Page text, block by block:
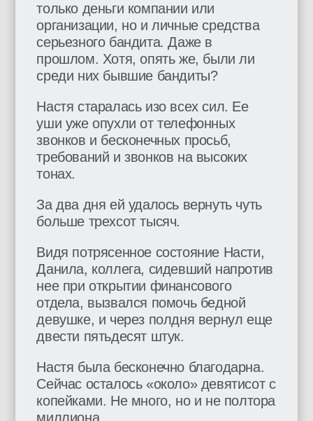
только деньги компании или
организации, но и личные средства
серьезного бандита. Даже в
прошлом. Хотя, опять же, были ли
среди них бывшие бандиты?
Настя старалась изо всех сил. Ее
уши уже опухли от телефонных
звонков и бесконечных просьб,
требований и звонков на высоких
тонах.
За два дня ей удалось вернуть чуть
больше трехсот тысяч.
Видя потрясенное состояние Насти,
Данила, коллега, сидевший напротив
нее при открытии финансового
отдела, вызвался помочь бедной
девушке, и через полдня вернул еще
двести пятьдесят штук.
Настя была бесконечно благодарна.
Сейчас осталось «около» девятисот с
копейками. Не много, но и не полтора
миллиона.